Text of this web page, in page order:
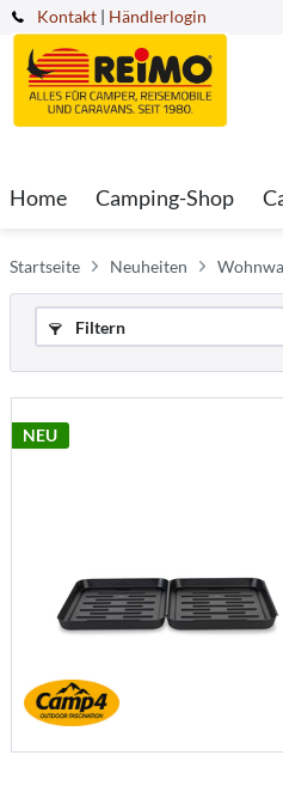
Kontakt | Händlerlogin
Home Camping-Shop
Startseite Neuheiten
Filtern
NEU